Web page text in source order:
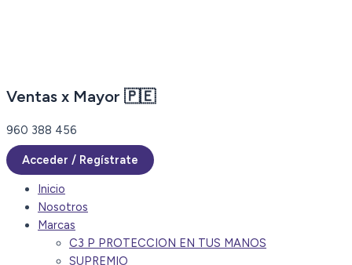
Ventas x Mayor 🇵🇪
960 388 456
Acceder / Regístrate
Inicio
Nosotros
Marcas
C3 P PROTECCION EN TUS MANOS
SUPREMIO